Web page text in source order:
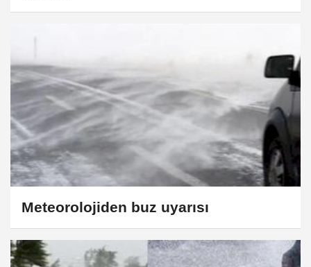
Meteorolojiden buz uyarısı